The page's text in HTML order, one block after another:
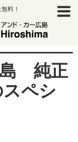
料！
島 純正
ペシ